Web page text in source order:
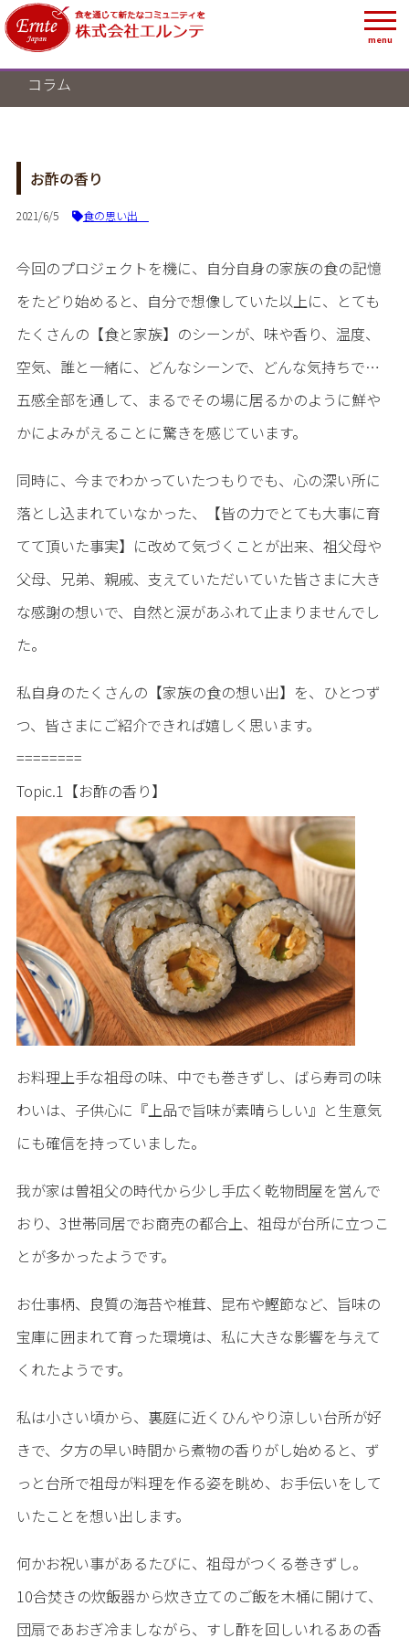
menu
コラム
お酢の香り
2021/6/5 食の思い出
今回のプロジェクトを機に、自分自身の家族の食の記憶
をたどり始めると、自分で想像していた以上に、とても
たくさんの【食と家族】のシーンが、味や香り、温度、
空気、誰と一緒に、どんなシーンで、どんな気持ちで…
五感全部を通して、まるでその場に居るかのように鮮や
かによみがえることに驚きを感じています。
同時に、今までわかっていたつもりでも、心の深い所に
落とし込まれていなかった、【皆の力でとても大事に育
てて頂いた事実】に改めて気づくことが出来、祖父母や
父母、兄弟、親戚、支えていただいていた皆さまに大き
な感謝の想いで、自然と涙があふれて止まりませんでし
た。
私自身のたくさんの【家族の食の想い出】を、ひとつず
つ、皆さまにご紹介できれば嬉しく思います。
========
Topic.1【お酢の香り】
お料理上手な祖母の味、中でも巻きずし、ばら寿司の味
わいは、子供心に『上品で旨味が素晴らしい』と生意気
にも確信を持っていました。
我が家は曽祖父の時代から少し手広く乾物問屋を営んで
おり、3世帯同居でお商売の都合上、祖母が台所に立つこ
とが多かったようです。
お仕事柄、良質の海苔や椎茸、昆布や鰹節など、旨味の
宝庫に囲まれて育った環境は、私に大きな影響を与えて
くれたようです。
私は小さい頃から、裏庭に近くひんやり涼しい台所が好
きで、夕方の早い時間から煮物の香りがし始めると、ず
っと台所で祖母が料理を作る姿を眺め、お手伝いをして
いたことを想い出します。
何かお祝い事があるたびに、祖母がつくる巻きずし。
10合焚きの炊飯器から炊き立てのご飯を木桶に開けて、
団扇であおぎ冷ましながら、すし酢を回しいれるあの香